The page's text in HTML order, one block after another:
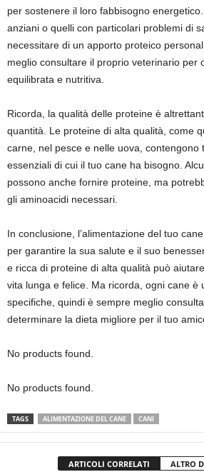
per sostenere il loro fabbisogno
anziani o quelli con particolari problemi di
necessitare di un apporto proteico
meglio consultare il proprio veterinario per
equilibrata e nutritiva.
Ricorda, la qualità delle proteine è
quantità. Le proteine di alta qualità, come
carne, nel pesce e nelle uova, contengono
essenziali di cui il tuo cane ha bisogno.
possono anche fornire proteine, ma
gli aminoacidi necessari.
In conclusione, l’alimentazione del tuo
per garantire la sua salute e il suo
e ricca di proteine di alta qualità può
vita lunga e felice. Ma ricorda, ogni cane è
specifiche, quindi è sempre meglio
determinare la dieta migliore per il tuo
No products found.
No products found.
TAGS ALIMENTAZIONE DEL CANE CANI
ARTICOLI CORRELATI ALTRO